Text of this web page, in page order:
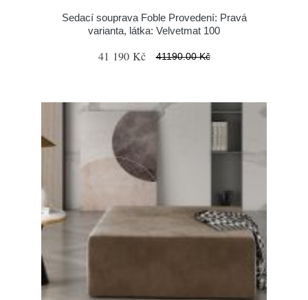
Sedací souprava Foble Provedení: Pravá
varianta, látka: Velvetmat 100
41 190 Kč 41190.00 Kč